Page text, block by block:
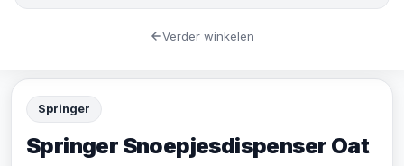
Springer
Springer Snoepjesdispenser Oat
Verder winkelen